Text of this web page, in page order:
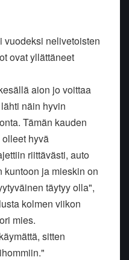
vuodeksi nelivetoisten
ovat yllättäneet
aion jo voittaa
näin hyvin
Tämän kauden
hyvä
riittävästi, auto
ja mieskin on
täytyy olla",
kolmen viikon
mies.
sitten